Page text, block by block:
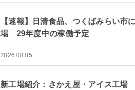
【速報】日清食品、つくばみらい市
場 29年度中の稼働予定
2026.08.05
新工場紹介：さかえ屋・アイス工場